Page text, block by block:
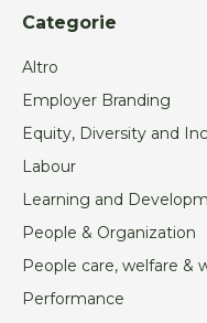
Categorie
Altro
Employer Branding
Equity, Diversity and
Labour
Learning and
People & Organization
People care, welfare &
Performance